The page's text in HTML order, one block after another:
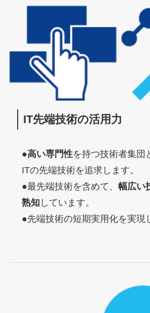
IT先端技術の活用力
●高い専門性を持つ技術者集団
ITの先端技術を追求します。
●最先端技術を含めて、 幅広い
熟知 しています。
●先端技術の短期実用化を実現